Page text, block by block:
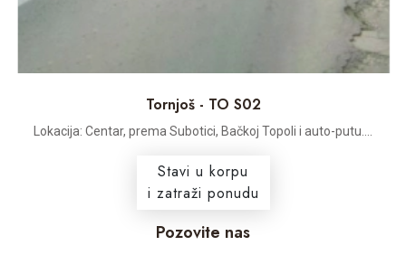
Tornjoš - TO S02
Lokacija: Centar, prema Subotici, Bačkoj Topoli i auto-putu....
Stavi u korpu
i zatraži ponudu
Pozovite nas